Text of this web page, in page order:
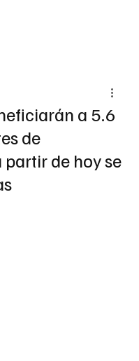
a 5.6
de
de hoy se